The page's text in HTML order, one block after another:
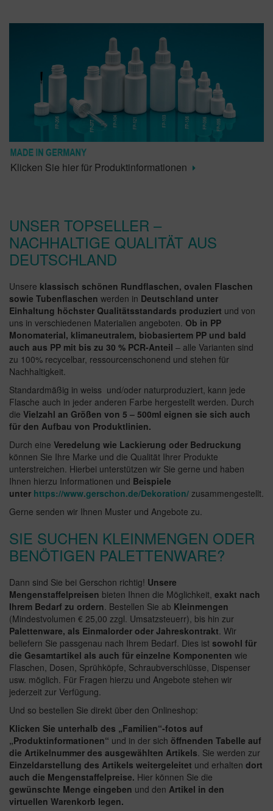
Klicken Sie hier für Produktinformationen
UNSER TOPSELLER –
NACHHALTIGE QUALITÄT AUS
DEUTSCHLAND
Unsere klassisch schönen Rundflaschen, ovalen Flaschen
sowie Tubenflaschen werden in Deutschland unter
Einhaltung höchster Qualitätsstandards produziert und von
uns in verschiedenen Materialien angeboten. Ob in PP
Monomaterial, klimaneutralem, biobasiertem PP und bald
auch aus PP mit bis zu 30 % PCR-Anteil – alle Varianten sind
zu 100% recycelbar, ressourcenschonend und stehen für
Nachhaltigkeit.
Standardmäßig in weiss und/oder naturproduziert, kann jede
Flasche auch in jeder anderen Farbe hergestellt werden. Durch
die Vielzahl an Größen von 5 – 500ml eignen sie sich auch
für den Aufbau von Produktlinien.
Durch eine Veredelung wie Lackierung oder Bedruckung
können Sie Ihre Marke und die Qualität Ihrer Produkte
unterstreichen. Hierbei unterstützen wir Sie gerne und haben
Ihnen hierzu Informationen und Beispiele
unter https://www.gerschon.de/Dekoration/ zusammengestellt.
Gerne senden wir Ihnen Muster und Angebote zu.
SIE SUCHEN KLEINMENGEN ODER
BENÖTIGEN PALETTENWARE?
Dann sind Sie bei Gerschon richtig! Unsere
Mengenstaffelpreisen bieten Ihnen die Möglichkeit, exakt nach
Ihrem Bedarf zu ordern . Bestellen Sie ab Kleinmengen
(Mindestvolumen € 25,00 zzgl. Umsatzsteuerr), bis hin zur
Palettenware, als Einmalorder oder Jahreskontrakt . Wir
beliefern Sie passgenau nach Ihrem Bedarf. Dies ist sowohl für
die Gesamtartikel als auch für einzelne Komponenten wie
Flaschen, Dosen, Sprühköpfe, Schraubverschlüsse, Dispenser
usw. möglich. Für Fragen hierzu und Angebote stehen wir
jederzeit zur Verfügung.
Und so bestellen Sie direkt über den Onlineshop:
Klicken Sie unterhalb des „Familien“-fotos auf
„Produktinformationen“ und in der sich öffnenden Tabelle auf
die Artikelnummer des ausgewählten Artikels . Sie werden zur
Einzeldarstellung des Artikels weitergeleitet und erhalten dort
auch die Mengenstaffelpreise. Hier können Sie die
gewünschte Menge eingeben und den Artikel in den
virtuellen Warenkorb legen.